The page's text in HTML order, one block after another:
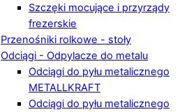
Szczęki mocujące i przyrządy
frezerskie
Przenośniki rolkowe - stoły
Odciągi - Odpylacze do metalu
Odciągi do pyłu metalicznego
METALLKRAFT
Odciągi do pyłu metalicznego